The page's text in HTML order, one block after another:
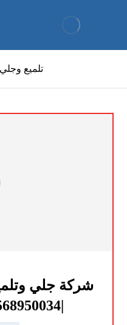
تلميع
شركة جلي
|0568950034|تلميع وجلي